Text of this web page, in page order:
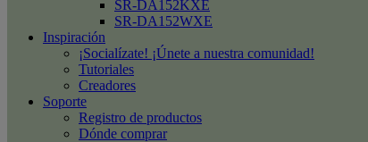
SR-DA152KXE
SR-DA152WXE
Inspiración
¡Socialízate! ¡Únete a nuestra comunidad!
Tutoriales
Creadores
Soporte
Registro de productos
Dónde comprar